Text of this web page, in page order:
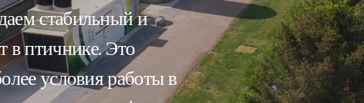
стабильный и
птичнике. Это
условия работы в